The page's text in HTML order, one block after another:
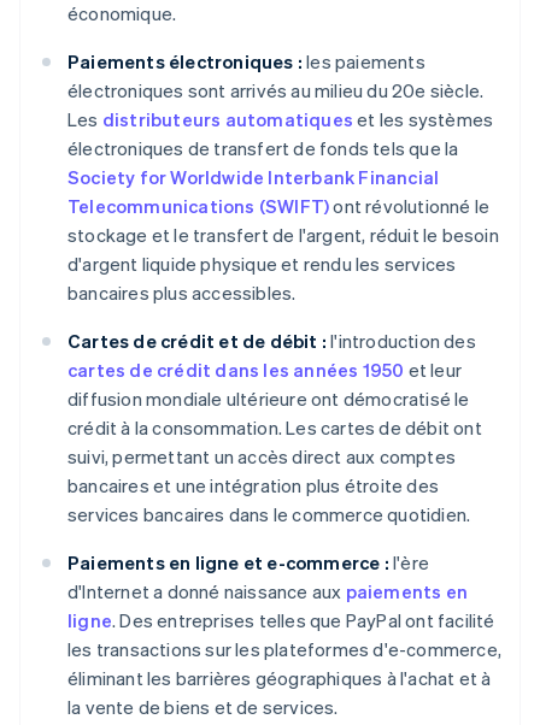
économique.
Paiements électroniques : les paiements
électroniques sont arrivés au milieu du 20e siècle.
Les distributeurs automatiques et les systèmes
électroniques de transfert de fonds tels que la
Society for Worldwide Interbank Financial
Telecommunications (SWIFT)ont révolutionné le
stockage et le transfert de l'argent, réduit le besoin
d'argent liquide physique et rendu les services
bancaires plus accessibles.
Cartes de crédit et de débit : l'introduction des
cartes de crédit dans les années 1950 et leur
diffusion mondiale ultérieure ont démocratisé le
crédit à la consommation. Les cartes de débit ont
suivi, permettant un accès direct aux comptes
bancaires et une intégration plus étroite des
services bancaires dans le commerce quotidien.
Paiements en ligne et e-commerce : l'ère
d'Internet a donné naissance aux paiements en
ligne. Des entreprises telles que PayPal ont facilité
les transactions sur les plateformes d'e-commerce,
éliminant les barrières géographiques à l'achat et à
la vente de biens et de services.